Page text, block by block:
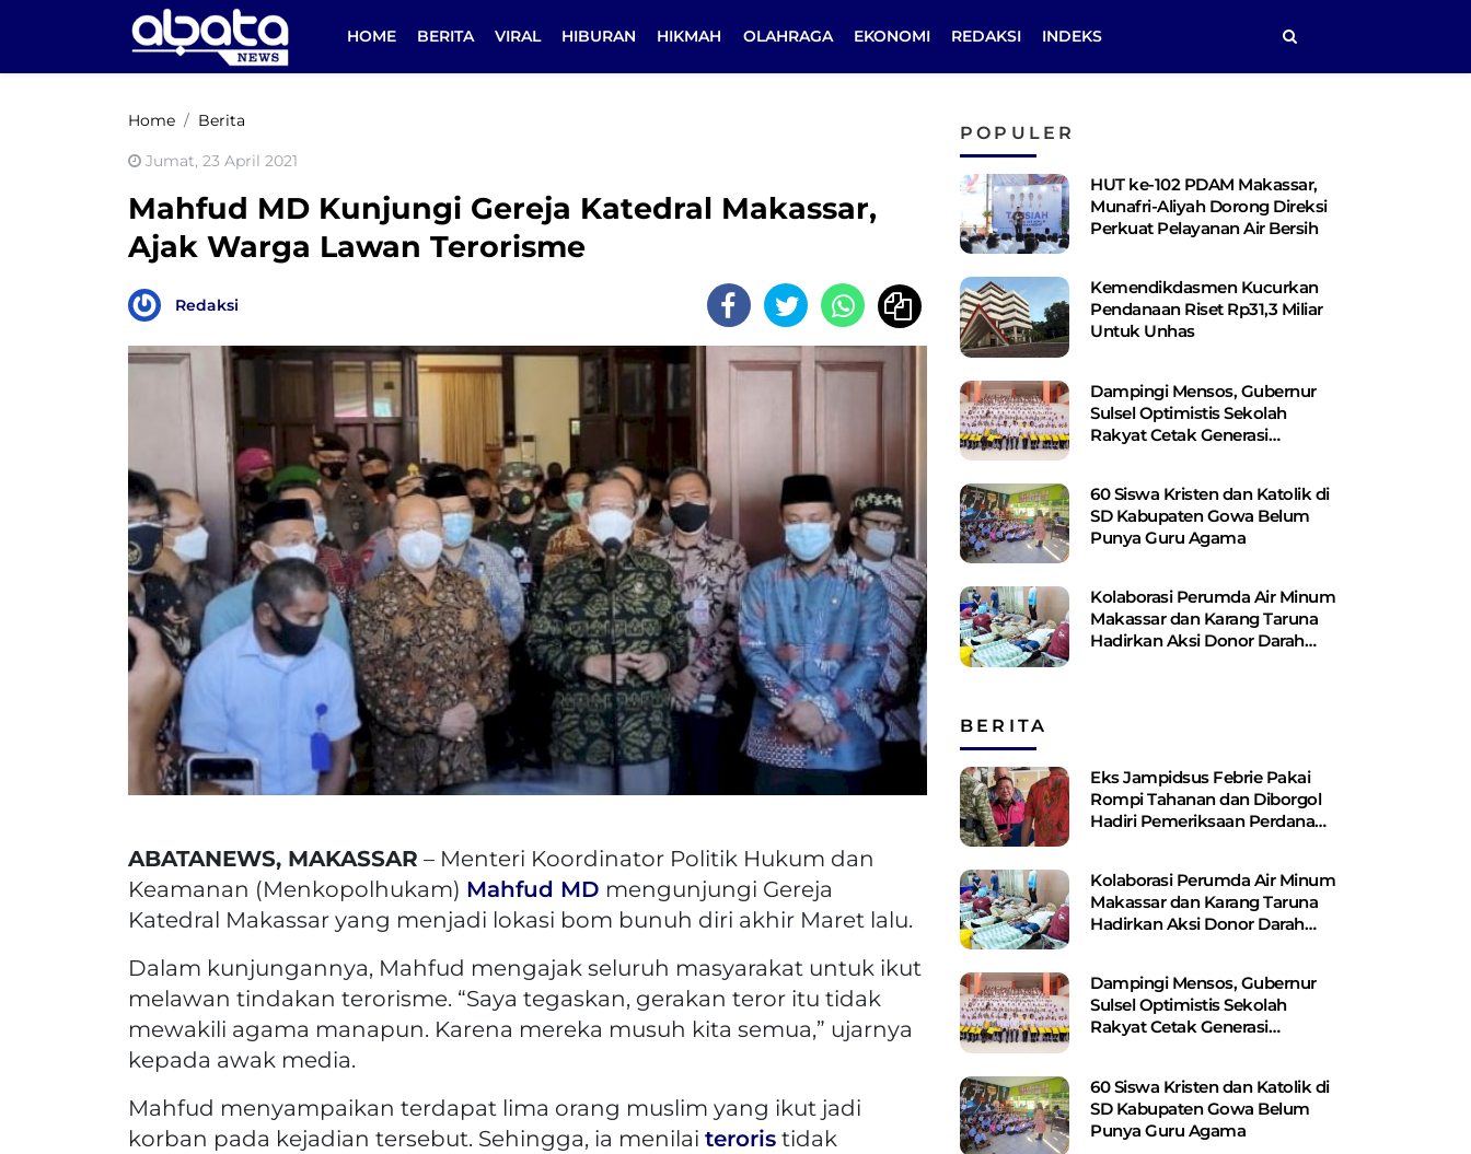
HOME BERITA VIRAL HIBURAN HIKMAH OLAHRAGA EKONOMI REDAKSI INDEKS
Home Berita
Jumat, 23 April 2021
Mahfud MD Kunjungi Gereja Katedral Makassar,
Ajak Warga Lawan Terorisme
Redaksi
ABATANEWS, MAKASSAR – Menteri Koordinator Politik Hukum dan
Keamanan (Menkopolhukam) Mahfud MD mengunjungi Gereja
Katedral Makassar yang menjadi lokasi bom bunuh diri akhir Maret lalu.
Dalam kunjungannya, Mahfud mengajak seluruh masyarakat untuk ikut
melawan tindakan terorisme. “Saya tegaskan, gerakan teror itu tidak
mewakili agama manapun. Karena mereka musuh kita semua,” ujarnya
kepada awak media.
Mahfud menyampaikan terdapat lima orang muslim yang ikut jadi
korban pada kejadian tersebut. Sehingga, ia menilai teroris tidak
POPULER
HUT ke-102 PDAM Makassar,
Munafri-Aliyah Dorong Direksi
Perkuat Pelayanan Air Bersih
Kemendikdasmen Kucurkan
Pendanaan Riset Rp31,3 Miliar
Untuk Unhas
Dampingi Mensos, Gubernur
Sulsel Optimistis Sekolah
Rakyat Cetak Generasi
60 Siswa Kristen dan Katolik di
SD Kabupaten Gowa Belum
Punya Guru Agama
Kolaborasi Perumda Air Minum
Makassar dan Karang Taruna
Hadirkan Aksi Donor Darah
BERITA
Eks Jampidsus Febrie Pakai
Rompi Tahanan dan Diborgol
Hadiri Pemeriksaan Perdana
Kolaborasi Perumda Air Minum
Makassar dan Karang Taruna
Hadirkan Aksi Donor Darah
Dampingi Mensos, Gubernur
Sulsel Optimistis Sekolah
Rakyat Cetak Generasi
60 Siswa Kristen dan Katolik di
SD Kabupaten Gowa Belum
Punya Guru Agama